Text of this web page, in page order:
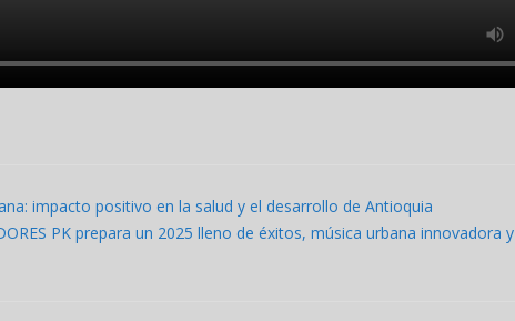
impacto positivo en la salud y el desarrollo de Antioquia
PK prepara un 2025 lleno de éxitos, música urbana innovadora y